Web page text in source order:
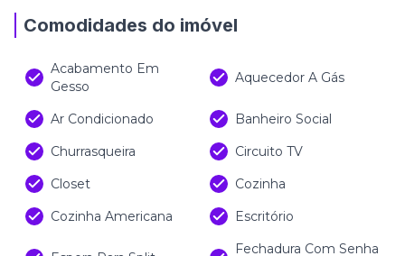
Comodidades do imóvel
Acabamento Em
Gesso
Aquecedor A Gás
Ar Condicionado
Banheiro Social
Churrasqueira
Circuito TV
Closet
Cozinha
Cozinha Americana
Escritório
Fechadura Com Senha